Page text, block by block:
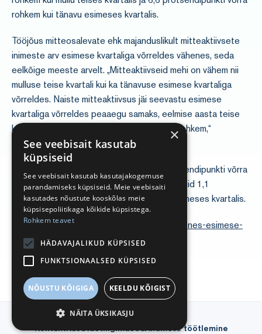
rohkem kui tänavu esimeses kvartalis.
Tööjõus mitteosalevate ehk majanduslikult mitteaktiivsete
inimeste arv esimese kvartaliga võrreldes vähenes, seda
eelkõige meeste arvelt. „Mitteaktiivseid mehi on vähem nii
mulluse teise kvartali kui ka tänavuse esimese kvartaliga
võrreldes. Naiste mitteaktiivsus jäi seevastu esimese
kvartaliga võrreldes peaaegu samaks, eelmise aasta teise
kvartaliga võrreldes oli neid aga tunduvalt rohkem,“
kommenteeris Vassiljeva.
Tööjõus osalemise määr 74,8% oli 0,6 protsendipunkti võrra
väiksem kui eelmise aasta teises kvartalis, kuid 1,1
protsendipunkti võrra suurem kui tänavu esimeses kvartalis.
https://stat.ee/et/uudised/tootute-arv-vahenes-esimese-
kvartaliga-vorreldes-5000-vorra
KontaktKasutustingimusedAndmete töötlemine
×
See veebisait kasutab
küpsiseid
See veebisait kasutab kasutajakogemuse
parandamiseks küpsiseid. Meie veebisaiti
kasutades nõustute kooskõlas meie
küpsisepoliitikaga kõikide küpsistega.
Rohkem teavet
HÄDAVAJALIKUD KÜPSISED
FUNKTSIONAALSED KÜPSISED
NÕUSTU KÕIGIGA KEELDU KÕIGIST
NÄITA ÜKSIKASJU